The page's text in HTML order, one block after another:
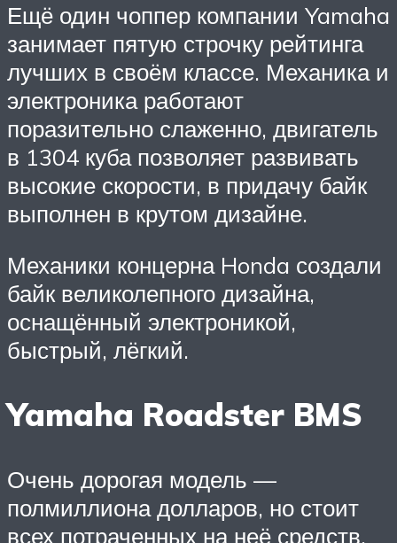
Ещё один чоппер компании Yamaha
занимает пятую строчку рейтинга
лучших в своём классе. Механика и
электроника работают
поразительно слаженно, двигатель
в 1304 куба позволяет развивать
высокие скорости, в придачу байк
выполнен в крутом дизайне.
Механики концерна Honda создали
байк великолепного дизайна,
оснащённый электроникой,
быстрый, лёгкий.
Yamaha Roadster BMS
Очень дорогая модель —
полмиллиона долларов, но стоит
всех потраченных на неё средств.